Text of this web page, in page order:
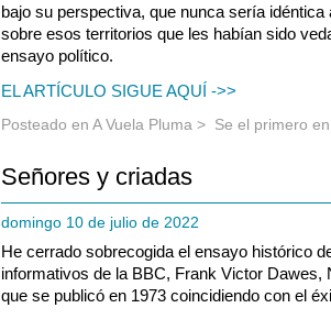
bajo su perspectiva, que nunca sería
sobre esos territorios que les habían sido
ensayo político.
EL ARTÍCULO SIGUE AQUÍ ->>
Posteado en A Vuela Pluma > Se el primero
Señores y criadas
domingo 10 de julio de 2022
He cerrado sobrecogida el ensayo histórico
informativos de la BBC, Frank Victor Dawes,
que se publicó en 1973 coincidiendo con el